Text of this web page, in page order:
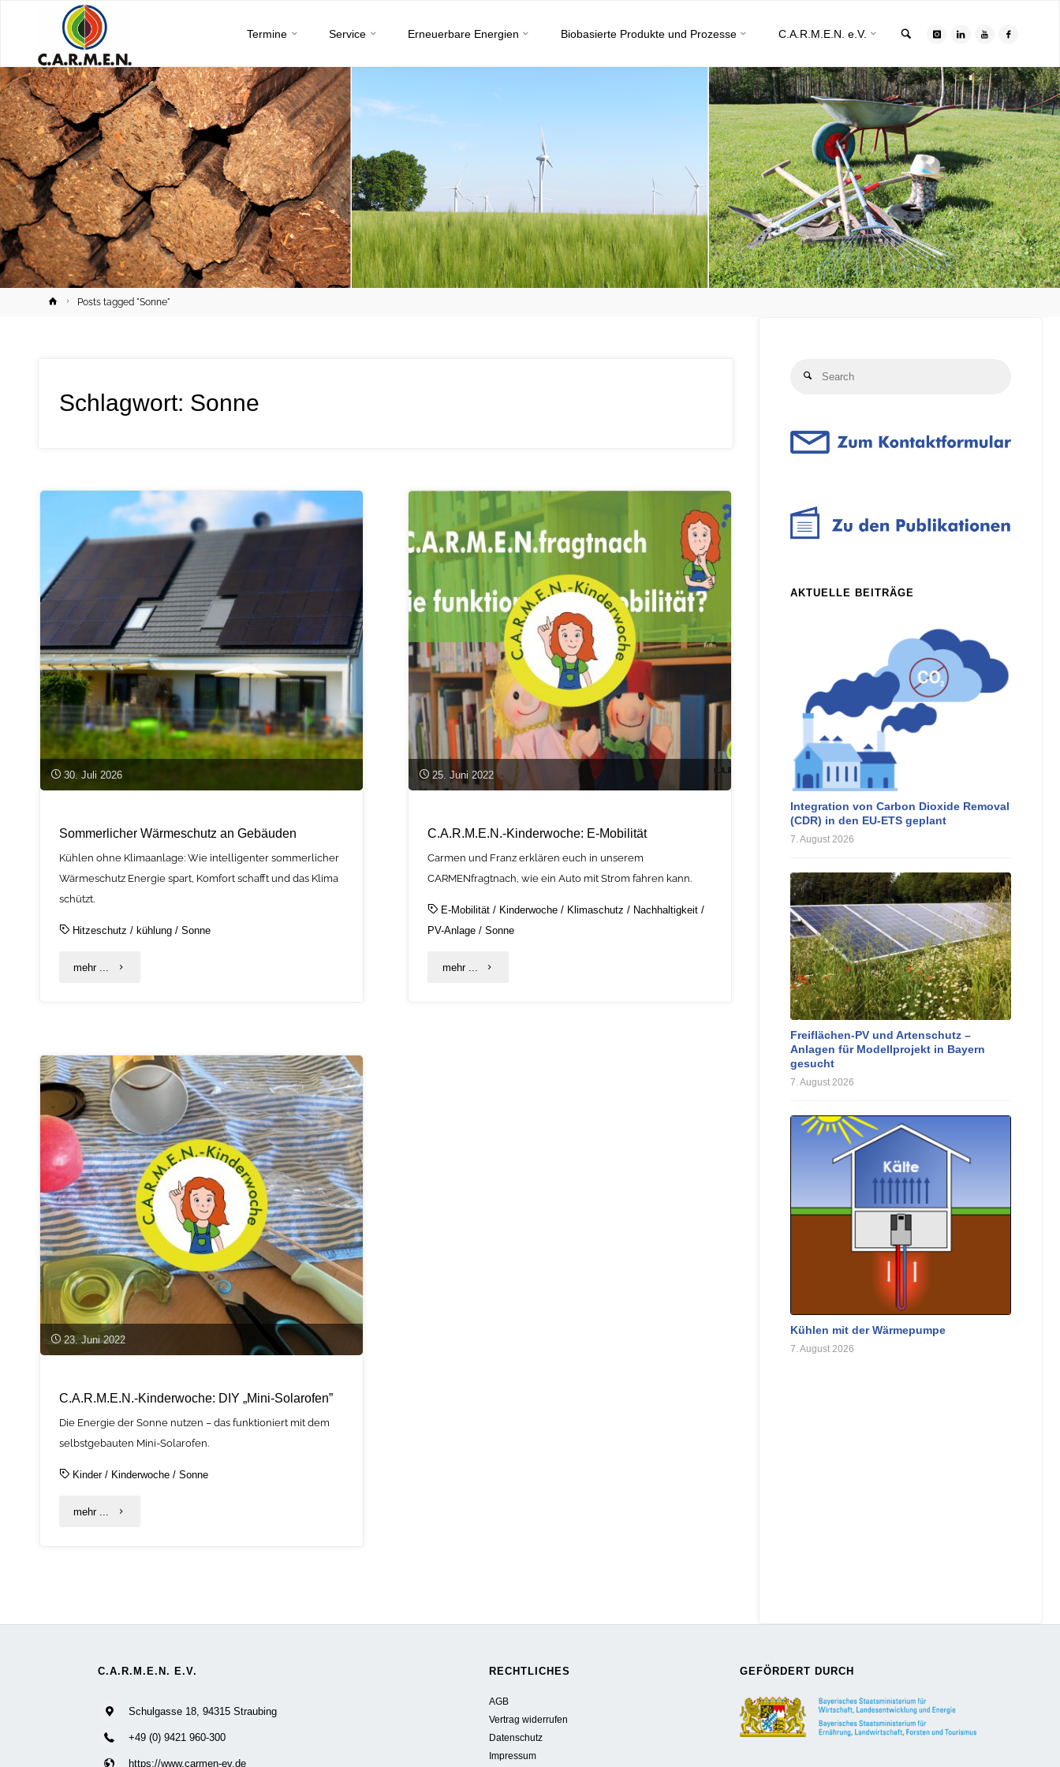
content
Termine Service Erneuerbare Energien Biobasierte Produkte und Prozesse C.A.R.M.E.N. e.V.
HomePosts tagged "Sonne"
Schlagwort: Sonne
30. Juli 2026
Sommerlicher Wärmeschutz an Gebäuden
Kühlen ohne Klimaanlage: Wie intelligenter sommerlicher
Wärmeschutz Energie spart, Komfort schafft und das Klima
schützt.
Hitzeschutz /kühlung /Sonne
mehr ... "Sommerlicher
Gebäuden"
25. Juni 2022
C.A.R.M.E.N.-Kinderwoche: E-Mobilität
Carmen und Franz erklären euch in unserem
CARMENfragtnach, wie ein Auto mit Strom fahren kann.
E-Mobilität / Kinderwoche / Klimaschutz / Nachhaltigkeit /
PV-Anlage /Sonne
mehr ... "C.A.R.M.E.N.-
23. Juni 2022
C.A.R.M.E.N.-Kinderwoche: DIY „Mini-Solarofen”
Die Energie der Sonne nutzen – das funktioniert mit dem
selbstgebauten Mini-Solarofen.
Kinder/ Kinderwoche /Sonne
mehr ... "C.A.R.M.E.N.-
Search
AKTUELLE BEITRÄGE
Integration von Carbon Dioxide Removal
(CDR) in den EU-ETS geplant
7. August 2026
Freiflächen-PV und Artenschutz –
Anlagen für Modellprojekt in Bayern
gesucht
7. August 2026
Kühlen mit der Wärmepumpe
7. August 2026
C.A.R.M.E.N. E.V.
Schulgasse 18, 94315 Straubing
+49 (0) 9421 960-300
https://www.carmen-ev.de
RECHTLICHES
AGB
Vertrag widerrufen
Datenschutz
Impressum
GEFÖRDERT DURCH